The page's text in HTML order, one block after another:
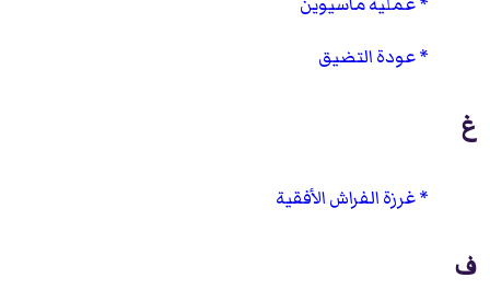
عودة التضيق
غ
غرزة الفراش الأفقية
ف